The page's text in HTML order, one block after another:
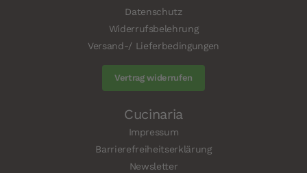
Datenschutz
Widerrufsbelehrung
Versand-/ Lieferbedingungen
Vertrag widerrufen
Cucinaria
Impressum
Barrierefreiheitserklärung
Newsletter